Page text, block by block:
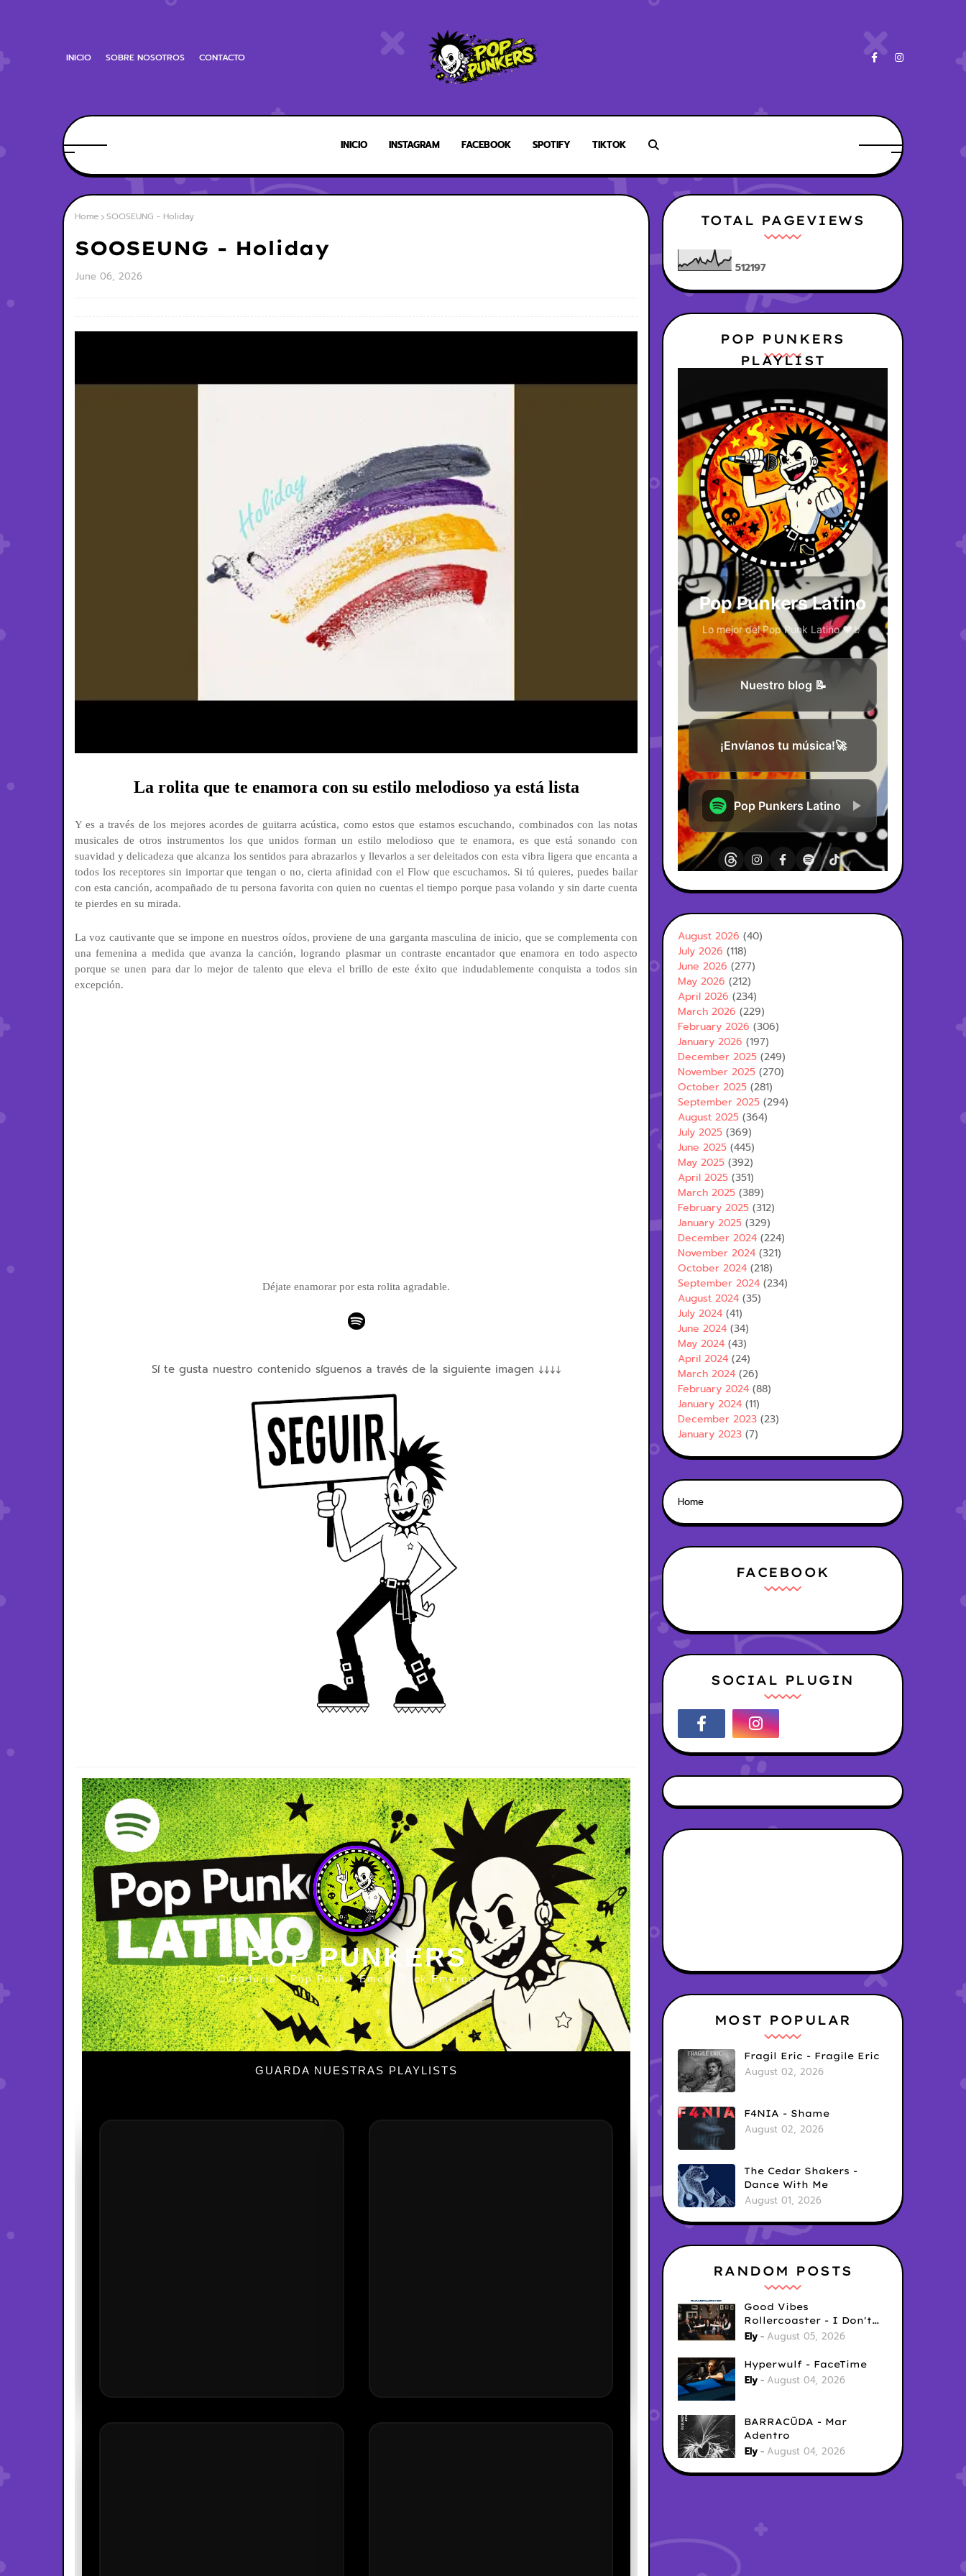
INICIO SOBRE NOSOTROS CONTACTO
INICIO INSTAGRAM FACEBOOK SPOTIFY TIKTOK
Home SOOSEUNG - Holiday
SOOSEUNG - Holiday
June 06, 2026
La rolita que te enamora con su estilo melodioso ya está lista
Y es a través de los mejores acordes de guitarra acústica, como estos que estamos escuchando, combinados con las notas
musicales de otros instrumentos los que unidos forman un estilo melodioso que te enamora, es que está sonando con
suavidad y delicadeza que alcanza los sentidos para abrazarlos y llevarlos a ser deleitados con esta vibra ligera que encanta a
todos los receptores sin importar que tengan o no, cierta afinidad con el Flow que escuchamos. Si tú quieres, puedes bailar
con esta canción, acompañado de tu persona favorita con quien no cuentas el tiempo porque pasa volando y sin darte cuenta
te pierdes en su mirada.
La voz cautivante que se impone en nuestros oídos, proviene de una garganta masculina de inicio, que se complementa con
una femenina a medida que avanza la canción, logrando plasmar un contraste encantador que enamora en todo aspecto
porque se unen para dar lo mejor de talento que eleva el brillo de este éxito que indudablemente conquista a todos sin
excepción.
Déjate enamorar por esta rolita agradable.
Sí te gusta nuestro contenido síguenos a través de la siguiente imagen ↓↓↓↓
POP PUNKERS
Curaduría · Pop Punk · Emo · Rock Emergente
GUARDA NUESTRAS PLAYLISTS
TOTAL PAGEVIEWS
512197
POP PUNKERS
PLAYLIST
August 2026 (40)
July 2026 (118)
June 2026 (277)
May 2026 (212)
April 2026 (234)
March 2026 (229)
February 2026 (306)
January 2026 (197)
December 2025 (249)
November 2025 (270)
October 2025 (281)
September 2025 (294)
August 2025 (364)
July 2025 (369)
June 2025 (445)
May 2025 (392)
April 2025 (351)
March 2025 (389)
February 2025 (312)
January 2025 (329)
December 2024 (224)
November 2024 (321)
October 2024 (218)
September 2024 (234)
August 2024 (35)
July 2024 (41)
June 2024 (34)
May 2024 (43)
April 2024 (24)
March 2024 (26)
February 2024 (88)
January 2024 (11)
December 2023 (23)
January 2023 (7)
Home
FACEBOOK
SOCIAL PLUGIN
MOST POPULAR
Fragil Eric - Fragile Eric
August 02, 2026
F4NIA - Shame
August 02, 2026
The Cedar Shakers -
Dance With Me
August 01, 2026
RANDOM POSTS
Good Vibes
Rollercoaster - I Don't
Care
Ely August 05, 2026
Hyperwulf - FaceTime
Ely August 04, 2026
BARRACÜDA - Mar
Adentro
Ely August 04, 2026